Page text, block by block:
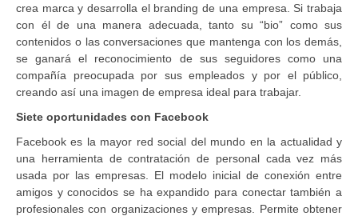
crea marca y desarrolla el branding de una empresa. Si trabaja
con él de una manera adecuada, tanto su “bio” como sus
contenidos o las conversaciones que mantenga con los demás,
se ganará el reconocimiento de sus seguidores como una
compañía preocupada por sus empleados y por el público,
creando así una imagen de empresa ideal para trabajar.
Siete oportunidades con Facebook
Facebook es la mayor red social del mundo en la actualidad y
una herramienta de contratación de personal cada vez más
usada por las empresas. El modelo inicial de conexión entre
amigos y conocidos se ha expandido para conectar también a
profesionales con organizaciones y empresas. Permite obtener